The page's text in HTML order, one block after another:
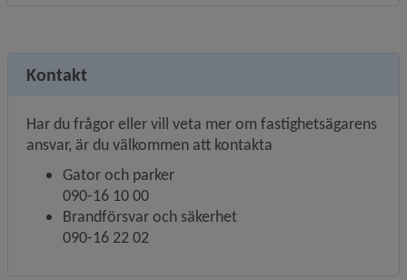
Kontakt
Har du frågor eller vill veta mer om fastighetsägarens
ansvar, är du välkommen att kontakta
Gator och parker
090-16 10 00
Brandförsvar och säkerhet
090-16 22 02